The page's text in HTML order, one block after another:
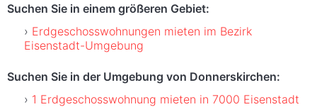
Suchen Sie in einem größeren Gebiet:
Erdgeschosswohnungen mieten im Bezirk
Eisenstadt-Umgebung
Suchen Sie in der Umgebung von Donnerskirchen:
1 Erdgeschosswohnung mieten in 7000 Eisenstadt